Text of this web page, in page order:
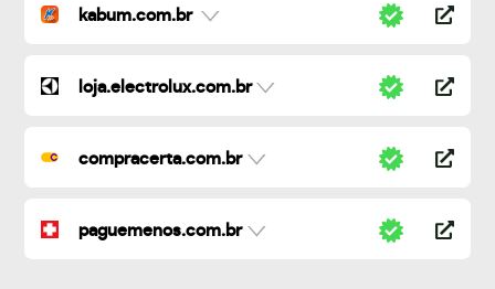
kabum.com.br
loja.electrolux.com.br
compracerta.com.br
paguemenos.com.br